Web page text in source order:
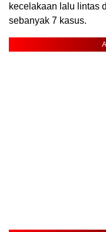
kecelakaan lalu lintas
sebanyak 7 kasus.